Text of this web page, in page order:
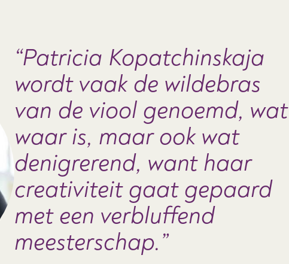
Patricia Kopatchinskaja
wordt vaak de wildebras
van de viool genoemd, wat
waar is, maar ook wat
denigrerend, want haar
creativiteit gaat gepaard
met een verbluffend
meesterschap.